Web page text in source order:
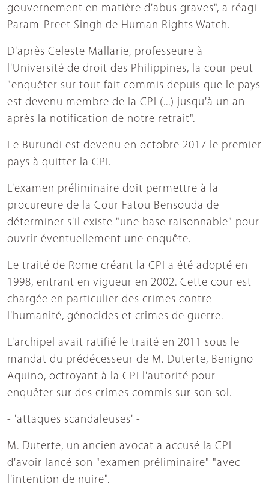
gouvernement en matière d'abus graves", a réagi
Param-Preet Singh de Human Rights Watch.
D'après Celeste Mallarie, professeure à
l'Université de droit des Philippines, la cour peut
"enquêter sur tout fait commis depuis que le pays
est devenu membre de la CPI (...) jusqu'à un an
après la notification de notre retrait".
Le Burundi est devenu en octobre 2017 le premier
pays à quitter la CPI.
L'examen préliminaire doit permettre à la
procureure de la Cour Fatou Bensouda de
déterminer s'il existe "une base raisonnable" pour
ouvrir éventuellement une enquête.
Le traité de Rome créant la CPI a été adopté en
1998, entrant en vigueur en 2002. Cette cour est
chargée en particulier des crimes contre
l'humanité, génocides et crimes de guerre.
L'archipel avait ratifié le traité en 2011 sous le
mandat du prédécesseur de M. Duterte, Benigno
Aquino, octroyant à la CPI l'autorité pour
enquêter sur des crimes commis sur son sol.
- 'attaques scandaleuses' -
M. Duterte, un ancien avocat a accusé la CPI
d'avoir lancé son "examen préliminaire" "avec
l'intention de nuire".